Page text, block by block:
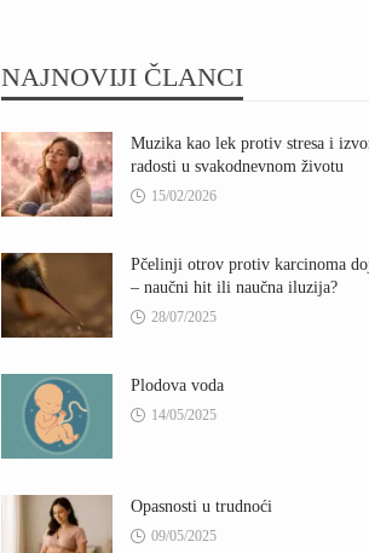
NAJNOVIJI ČLANCI
Muzika kao lek protiv stresa i
radosti u svakodnevnom životu
15/02/2026
Pčelinji otrov protiv karcinoma
– naučni hit ili naučna iluzija?
28/07/2025
Plodova voda
14/05/2025
Opasnosti u trudnoći
09/05/2025